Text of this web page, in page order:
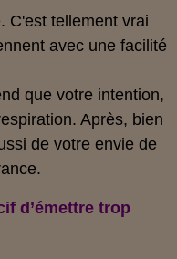
C'est tellement vrai
avec une facilité
que votre intention,
Après, bien
de votre envie de
d’émettre trop